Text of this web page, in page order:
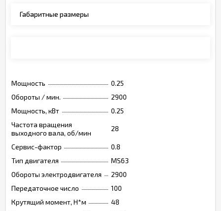
Габаритные размеры
Мощность
0.25
Обороты / мин.
2900
Мощность, кВт
0.25
Частота вращения
выходного вала, об/мин
28
Сервис-фактор
0.8
Тип двигателя
MS63
Обороты электродвигателя
2900
Передаточное число
100
Крутящий момент, Н*м
48